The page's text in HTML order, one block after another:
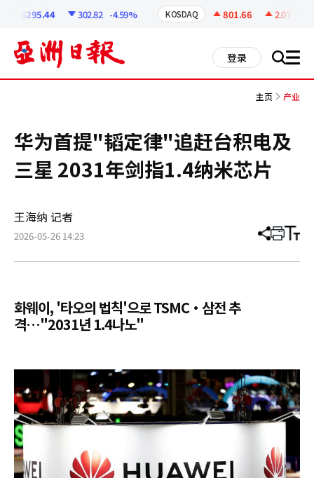
6295.44 302.82 -4.59% KOSDAQ 801.66 2.07
登录 搜 all
主页 产业
华为首提"韬定律"追赶台积电及
三星 2031年剑指1.4纳米芯片
王海纳 记者
2026-05-26 14:23 分
章
打 调
小
화웨이, '타오의 법칙'으로 TSMC·삼전 추
격…"2031년 1.4나노"